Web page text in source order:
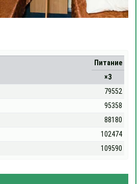
Питание
×3
79552
95358
88180
102474
109590